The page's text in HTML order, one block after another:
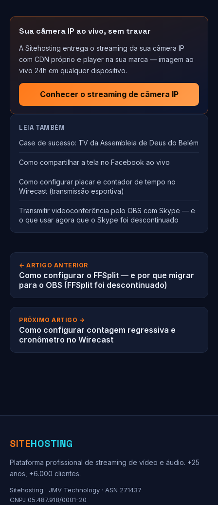
Sua câmera IP ao vivo, sem travar
A Sitehosting entrega o streaming da sua câmera IP
com CDN próprio e player na sua marca — imagem ao
vivo 24h em qualquer dispositivo.
Conhecer o streaming de câmera IP
LEIA TAMBÉM
Case de sucesso: TV da Assembleia de Deus do Belém
Como compartilhar a tela no Facebook ao vivo
Como configurar placar e contador de tempo no
Wirecast (transmissão esportiva)
Transmitir videoconferência pelo OBS com Skype — e
o que usar agora que o Skype foi descontinuado
← ARTIGO ANTERIOR
Como configurar o FFSplit — e por que migrar
para o OBS (FFSplit foi descontinuado)
PRÓXIMO ARTIGO →
Como configurar contagem regressiva e
cronômetro no Wirecast
SITEHOSTING
Plataforma profissional de streaming de vídeo e áudio. +25
anos, +6.000 clientes.
Sitehosting · JMV Technology · ASN 271437
CNPJ 05.487.918/0001-20